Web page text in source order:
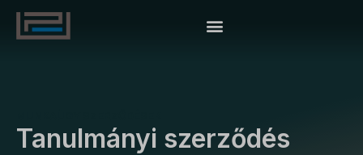
Tanulmányi szerződés